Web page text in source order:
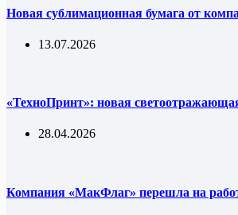
Новая сублимационная бумага от
13.07.2026
«ТехноПринт»: новая
28.04.2026
Компания «МакФлаг» перешла на